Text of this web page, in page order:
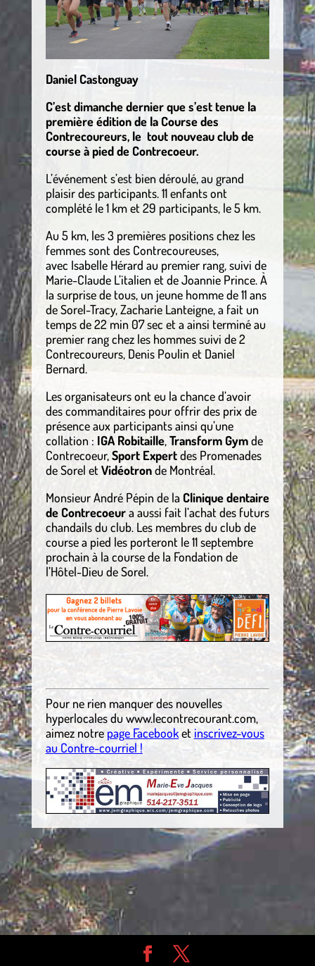
Daniel Castonguay
C’est dimanche dernier que s’est tenue la
première édition de la Course des
Contrecoureurs, le tout nouveau club de
course à pied de Contrecoeur.
L’événement s’est bien déroulé, au grand
plaisir des participants. 11 enfants ont
complété le 1 km et 29 participants, le 5 km.
Au 5 km, les 3 premières positions chez les
femmes sont des Contrecoureuses,
avec Isabelle Hérard au premier rang, suivi de
Marie-Claude L’italien et de Joannie Prince. À
la surprise de tous, un jeune homme de 11 ans
de Sorel-Tracy, Zacharie Lanteigne, a fait un
temps de 22 min 07 sec et a ainsi terminé au
premier rang chez les hommes suivi de 2
Contrecoureurs, Denis Poulin et Daniel
Bernard.
Les organisateurs ont eu la chance d’avoir
des commanditaires pour offrir des prix de
présence aux participants ainsi qu’une
collation : IGA Robitaille,Transform Gymde
Contrecoeur,Sport Expertdes Promenades
de Sorel etVidéotronde Montréal.
Monsieur André Pépin de la Clinique dentaire
de Contrecoeura aussi fait l’achat des futurs
chandails du club. Les membres du club de
course a pied les porteront le 11 septembre
prochain à la course de la Fondation de
l’Hôtel-Dieu de Sorel.
Pour ne rien manquer des nouvelles
hyperlocales duwww.lecontrecourant.com,
aimez notre page Facebooket inscrivez-vous
au Contre-courriel !